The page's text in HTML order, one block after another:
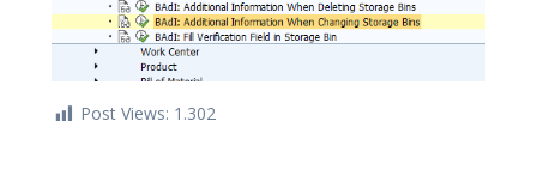
Post Views: 1.302